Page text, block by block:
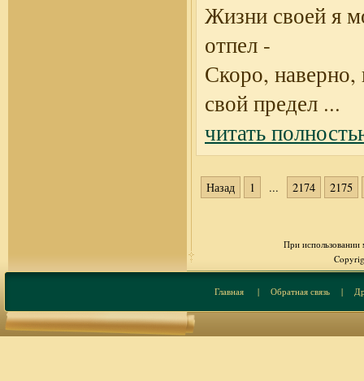
Жизни своей я
отпел -
Скоро, наверно,
свой предел ...
читать
Назад 1 ... 2174 2175
При использовании
Главная| Обратная связь|